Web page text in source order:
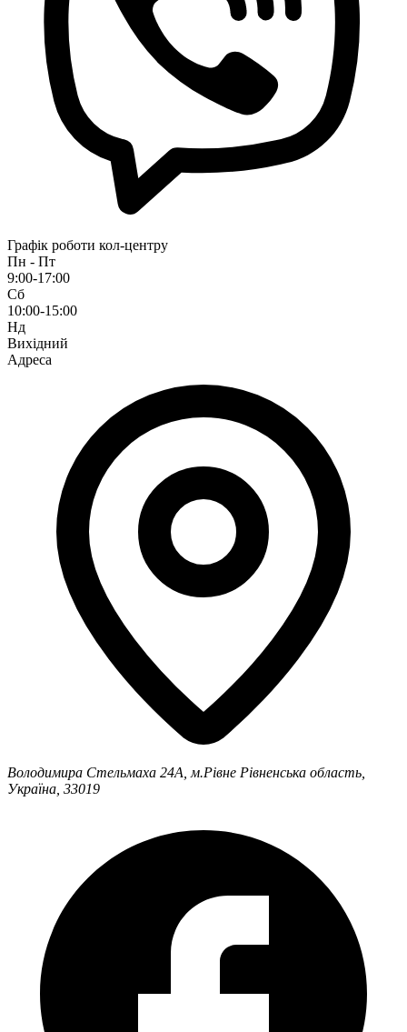
Графік роботи кол-центру
Пн - Пт
9:00-17:00
Сб
10:00-15:00
Нд
Вихідний
Адреса
Володимира Стельмаха 24А, м.Рівне Рівненська область,
Україна, 33019